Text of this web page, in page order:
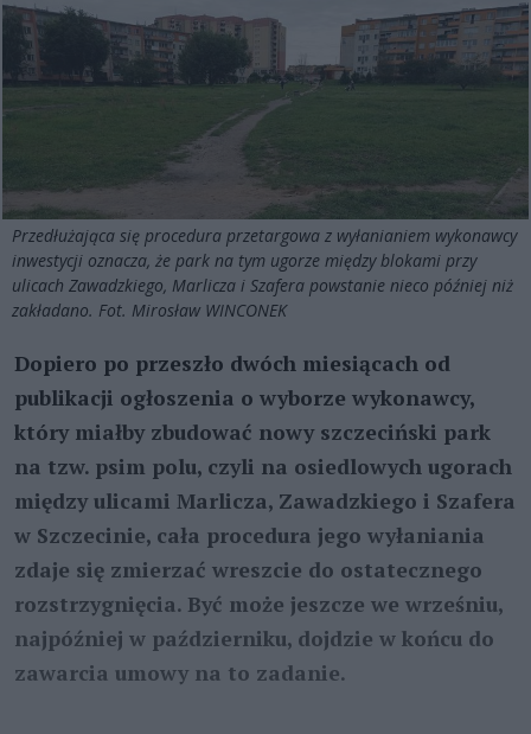
Przedłużająca się procedura przetargowa z wyłanianiem wykonawcy
inwestycji oznacza, że park na tym ugorze między blokami przy
ulicach Zawadzkiego, Marlicza i Szafera powstanie nieco później niż
zakładano. Fot. Mirosław WINCONEK
Dopiero po przeszło dwóch miesiącach od
publikacji ogłoszenia o wyborze wykonawcy,
który miałby zbudować nowy szczeciński park
na tzw. psim polu, czyli na osiedlowych ugorach
między ulicami Marlicza, Zawadzkiego i Szafera
w Szczecinie, cała procedura jego wyłaniania
zdaje się zmierzać wreszcie do ostatecznego
rozstrzygnięcia. Być może jeszcze we wrześniu,
najpóźniej w październiku, dojdzie w końcu do
zawarcia umowy na to zadanie.